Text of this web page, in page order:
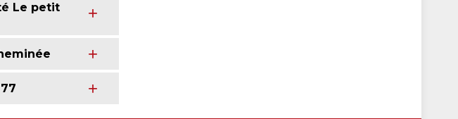
Le petit